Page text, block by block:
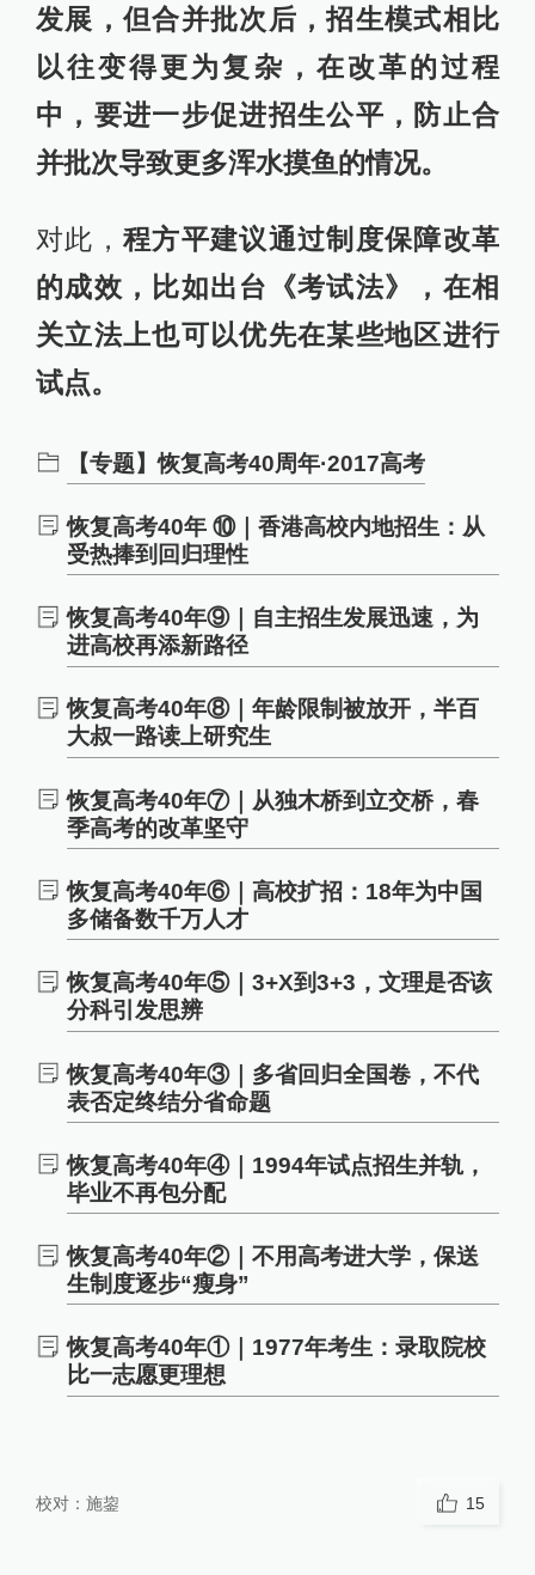
发展，但合并批次后，招生模式相比
以往变得更为复杂，在改革的过程
中，要进一步促进招生公平，防止合
并批次导致更多浑水摸鱼的情况。
对此， 程方平建议通过制度保障改革
的成效，比如出台《考试法》， 在相
关立法上也可以优先在某些地区进行
试点。
【专题】恢复高考40周年·2017高考
恢复高考40年 ⑩｜香港高校内地招生：从
受热捧到回归理性
恢复高考40年⑨｜自主招生发展迅速，为
进高校再添新路径
恢复高考40年⑧｜年龄限制被放开，半百
大叔一路读上研究生
恢复高考40年⑦｜从独木桥到立交桥，春
季高考的改革坚守
恢复高考40年⑥｜高校扩招：18年为中国
多储备数千万人才
恢复高考40年⑤｜3+X到3+3，文理是否该
分科引发思辨
恢复高考40年③｜多省回归全国卷，不代
表否定终结分省命题
恢复高考40年④｜1994年试点招生并轨，
毕业不再包分配
恢复高考40年②｜不用高考进大学，保送
生制度逐步“瘦身”
恢复高考40年①｜1977年考生：录取院校
比一志愿更理想
校对： 施鋆 15